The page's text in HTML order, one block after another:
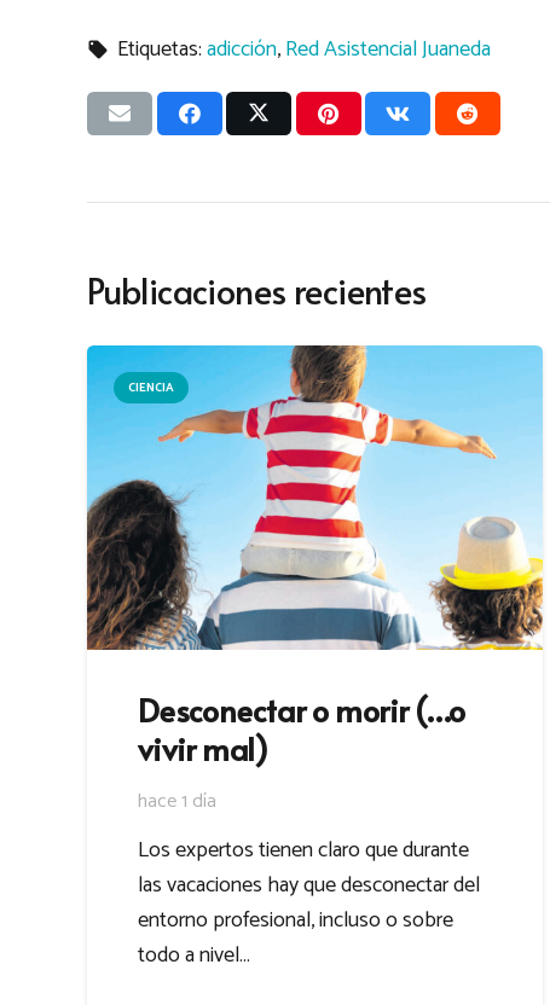
local_offer Etiquetas:adicción,Red Asistencial Juaneda
Publicaciones recientes
CIENCIA
Desconectar o morir (…o
vivir mal)
hace 1 día
Los expertos tienen claro que durante
las vacaciones hay que desconectar del
entorno profesional, incluso o sobre
todo a nivel…